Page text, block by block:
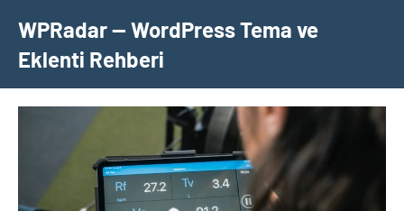
geçWPRadar — WordPress Tema ve
Eklenti Rehberi